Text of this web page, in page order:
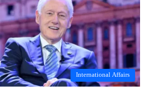
International Affairs